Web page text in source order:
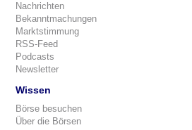
Nachrichten
Bekanntmachungen
Marktstimmung
RSS-Feed
Podcasts
Newsletter
Wissen
Börse besuchen
Über die Börsen